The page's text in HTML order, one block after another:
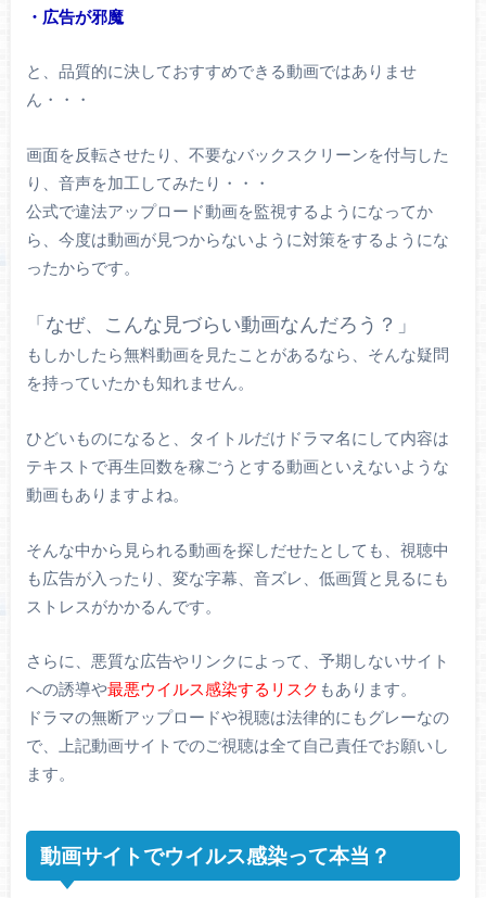
・広告が邪魔
と、品質的に決しておすすめできる動画ではありませ
ん・・・
画面を反転させたり、不要なバックスクリーンを付与した
り、音声を加工してみたり・・・
公式で違法アップロード動画を監視するようになってか
ら、今度は動画が見つからないように対策をするようにな
ったからです。
「なぜ、こんな見づらい動画なんだろう？」
もしかしたら無料動画を見たことがあるなら、そんな疑問
を持っていたかも知れません。
ひどいものになると、タイトルだけドラマ名にして内容は
テキストで再生回数を稼ごうとする動画といえないような
動画もありますよね。
そんな中から見られる動画を探しだせたとしても、視聴中
も広告が入ったり、変な字幕、音ズレ、低画質と見るにも
ストレスがかかるんです。
さらに、悪質な広告やリンクによって、予期しないサイト
への誘導や最悪ウイルス感染するリスク もあります。
ドラマの無断アップロードや視聴は法律的にもグレーなの
で、上記動画サイトでのご視聴は全て自己責任でお願いし
ます。
動画サイトでウイルス感染って本当？